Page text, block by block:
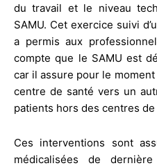
du travail et le niveau
SAMU. Cet exercice suivi
a permis aux
compte que le SAMU est
car il assure pour le
centre de santé vers un
patients hors des centres de
Ces interventions sont
médicalisées de